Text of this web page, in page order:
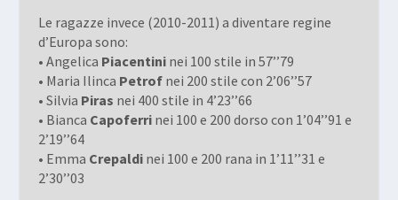
Le ragazze invece (2010-2011) a diventare regine
d’Europa sono:
• Angelica Piacentininei 100 stile in 57’’79
• Maria Ilinca Petrofnei 200 stile con 2’06’’57
• Silvia Piras nei 400 stile in 4’23’’66
• Bianca Capoferrinei 100 e 200 dorso con 1’04’’91 e
2’19’’64
• Emma Crepaldinei 100 e 200 rana in 1’11’’31 e
2’30’’03